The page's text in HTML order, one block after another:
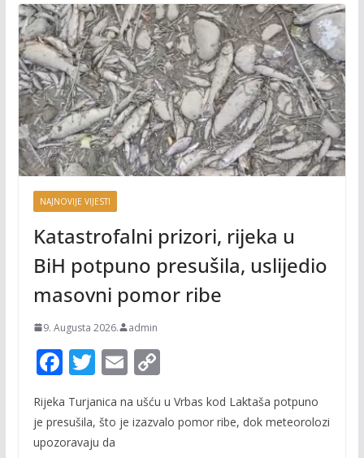
NAJNOVIJE VIJESTI
Katastrofalni prizori, rijeka u
BiH potpuno presušila, uslijedio
masovni pomor ribe
9. Augusta 2026. admin
F
e
b
T
itt
er
E
ai
C
p
Rijeka Turjanica na ušću u Vrbas kod Laktaša potpuno
je presušila, što je izazvalo pomor ribe, dok meteorolozi
upozoravaju da